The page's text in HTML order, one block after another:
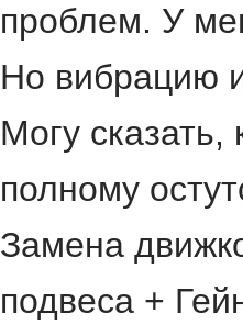
проблем. У
Но вибрацию
Могу сказать,
полному
Замена
подвеса +